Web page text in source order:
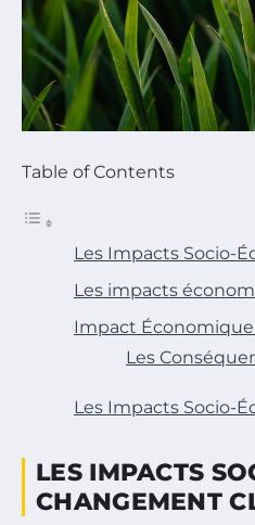
Table of Contents
Les Impacts Socio-
Les impacts
Impact
Les
Les Impacts Socio-
LES IMPACTS
CHANGEMENT